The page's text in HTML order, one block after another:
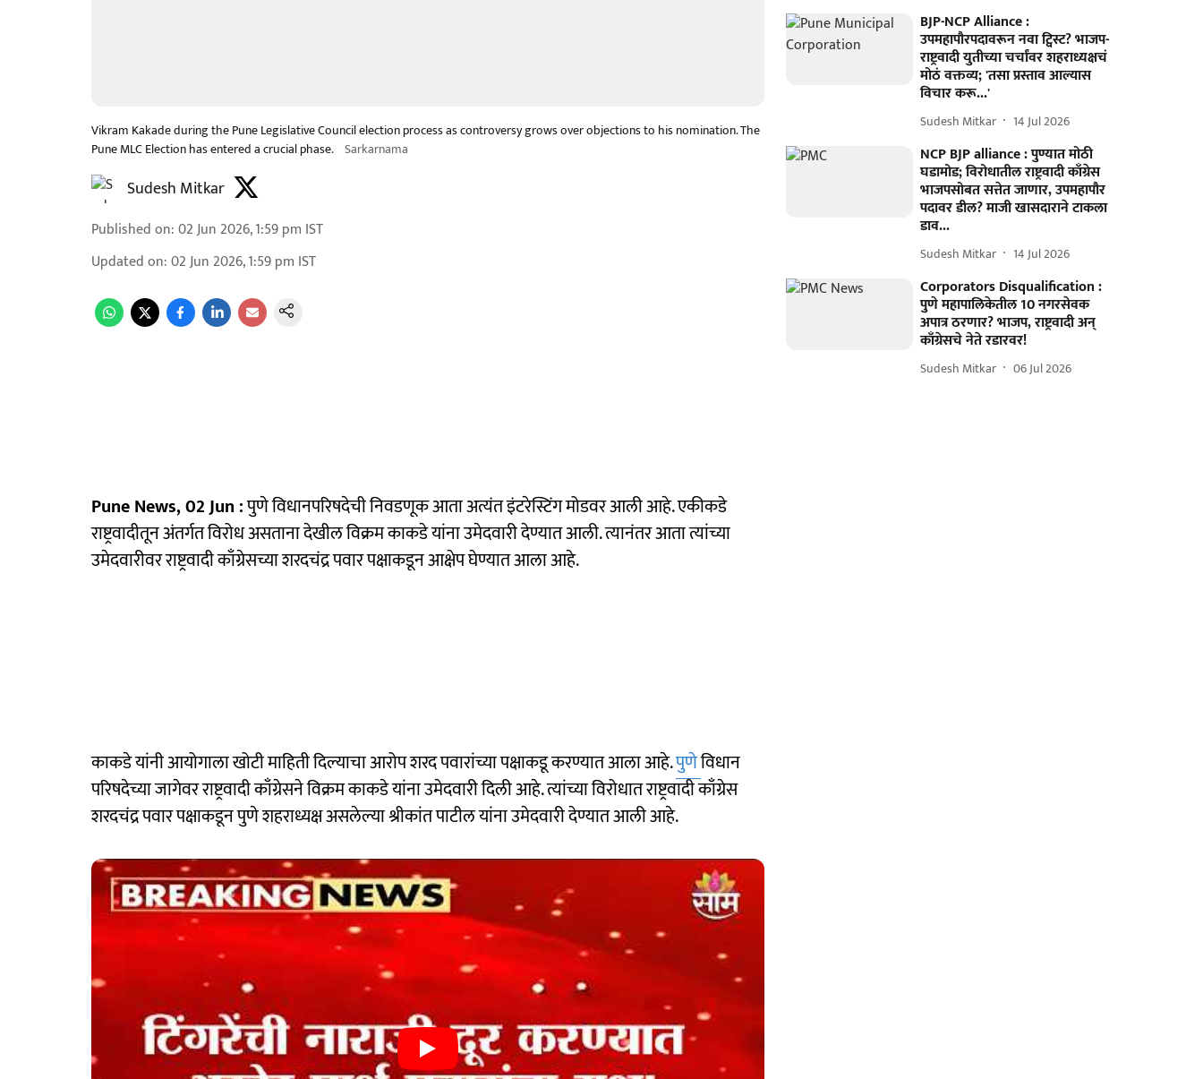
Vikram Kakade during the Pune Legislative Council election process as controversy grows over objections to his nomination. The
Pune MLC Election has entered a crucial phase. Sarkarnama
Sudesh Mitkar
Published on:02 Jun 2026, 1:59 pm IST
Updated on:02 Jun 2026, 1:59 pm IST
Pune News, 02 Jun :पुणे विधानपरिषदेची निवडणूक आता अत्यंत इंटरेस्टिंग मोडवर आली आहे. एकीकडे
राष्ट्रवादीतून अंतर्गत विरोध असताना देखील विक्रम काकडे यांना उमेदवारी देण्यात आली. त्यानंतर आता त्यांच्या
उमेदवारीवर राष्ट्रवादी काँग्रेसच्या शरदचंद्र पवार पक्षाकडून आक्षेप घेण्यात आला आहे.
काकडे यांनी आयोगाला खोटी माहिती दिल्याचा आरोप शरद पवारांच्या पक्षाकडू करण्यात आला आहे.पुणेविधान
परिषदेच्या जागेवर राष्ट्रवादी काँग्रेसने विक्रम काकडे यांना उमेदवारी दिली आहे. त्यांच्या विरोधात राष्ट्रवादी काँग्रेस
शरदचंद्र पवार पक्षाकडून पुणे शहराध्यक्ष असलेल्या श्रीकांत पाटील यांना उमेदवारी देण्यात आली आहे.
BJP-NCP Alliance :
उपमहापौरपदावरून नवा ट्विस्ट? भाजप-
राष्ट्रवादी युतीच्या चर्चांवर शहराध्यक्षचं
मोठं वक्तव्य; 'तसा प्रस्ताव आल्यास
विचार करू...'
Sudesh Mitkar 14 Jul 2026
NCP BJP alliance : पुण्यात मोठी
घडामोड; विरोधातील राष्ट्रवादी काँग्रेस
भाजपसोबत सत्तेत जाणार, उपमहापौर
पदावर डील? माजी खासदाराने टाकला
डाव...
Sudesh Mitkar 14 Jul 2026
Corporators Disqualification :
पुणे महापालिकेतील 10 नगरसेवक
अपात्र ठरणार? भाजप, राष्ट्रवादी अन्
काँग्रेसचे नेते रडारवर!
Sudesh Mitkar 06 Jul 2026